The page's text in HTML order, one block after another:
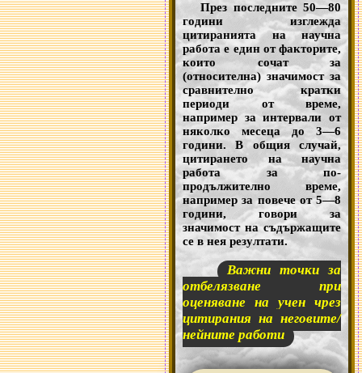
През последните 50—80
години изглежда
цитиранията на научна
работа е един от факторите,
които сочат за
(относителна) значимост за
сравнително кратки
периоди от време,
например за интервали от
няколко месеца до 3—6
години. В общия случай,
цитирането на научна
работа за по-
продължително време,
например за повече от 5—8
години, говори за
значимост на съдържащите
се в нея резултати.
Важни точки за
отбелязване при
оценяване на учен чрез
цитирания на неговите/
нейните работи